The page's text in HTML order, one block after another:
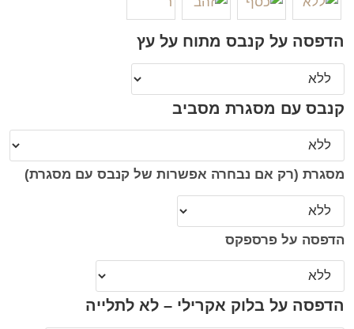
הדפסה על קנבס מתוח על עץ
קנבס עם מסגרת מסביב
מסגרת (רק אם נבחרה אפשרות של קנבס עם מסגרת)
הדפסה על פרספקס
הדפסה על בלוק אקרילי – לא לתלייה